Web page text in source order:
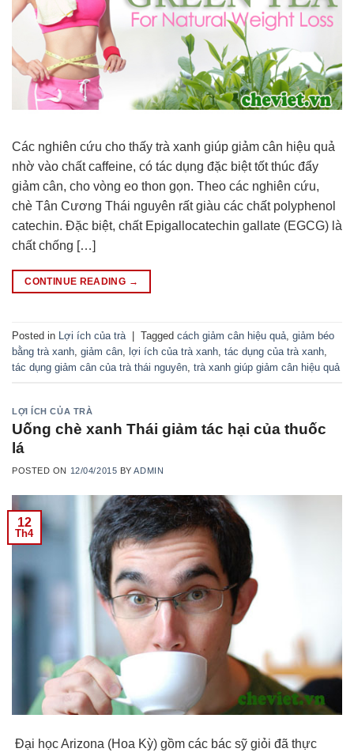
Các nghiên cứu cho thấy trà xanh giúp giảm cân hiệu quả
nhờ vào chất caffeine, có tác dụng đặc biệt tốt thúc đẩy
giảm cân, cho vòng eo thon gọn. Theo các nghiên cứu,
chè Tân Cương Thái nguyên rất giàu các chất polyphenol
catechin. Đặc biệt, chất Epigallocatechin gallate (EGCG) là
chất chống […]
CONTINUE READING →
Posted in Lợi ích của trà Tagged cách giảm cân hiệu quả giảm béo
bằng trà xanh giảm cân lợi ích của trà xanh tác dụng của trà xanh
tác dụng giảm cân của trà thái nguyên trà xanh giúp giảm cân hiệu quả
LỢI ÍCH CỦA TRÀ
Uống chè xanh Thái giảm tác hại của thuốc
lá
POSTED ON 12/04/2015 BYADMIN
12
Th4
Đại học Arizona (Hoa Kỳ) gồm các bác sỹ giỏi đã thực